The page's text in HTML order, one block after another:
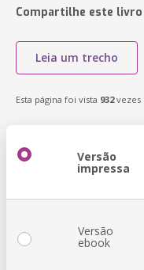
Compartilhe este livro
Leia um trecho
Esta página foi vista 932vezes
Versão
impressa
Versão
ebook